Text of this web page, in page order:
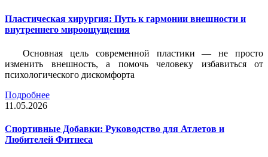
Пластическая хирургия: Путь к гармонии внешности и
внутреннего мироощущения
Основная цель современной пластики — не просто
изменить внешность, а помочь человеку избавиться от
психологического дискомфорта
Подробнее
11.05.2026
Спортивные Добавки: Руководство для Атлетов и
Любителей Фитнеса